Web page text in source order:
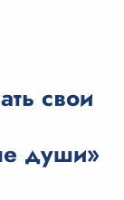
свои
души»